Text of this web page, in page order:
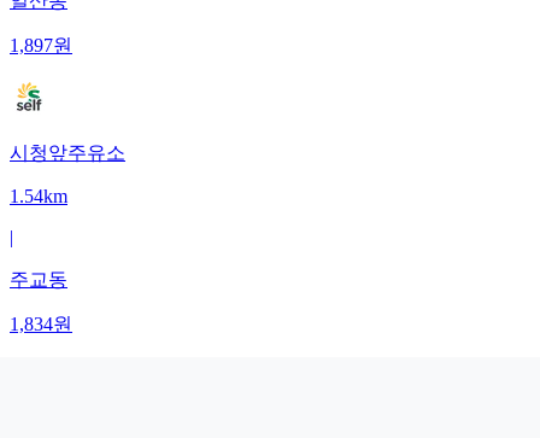
1,897원
시청앞주유소
1.54km
|
주교동
1,834원